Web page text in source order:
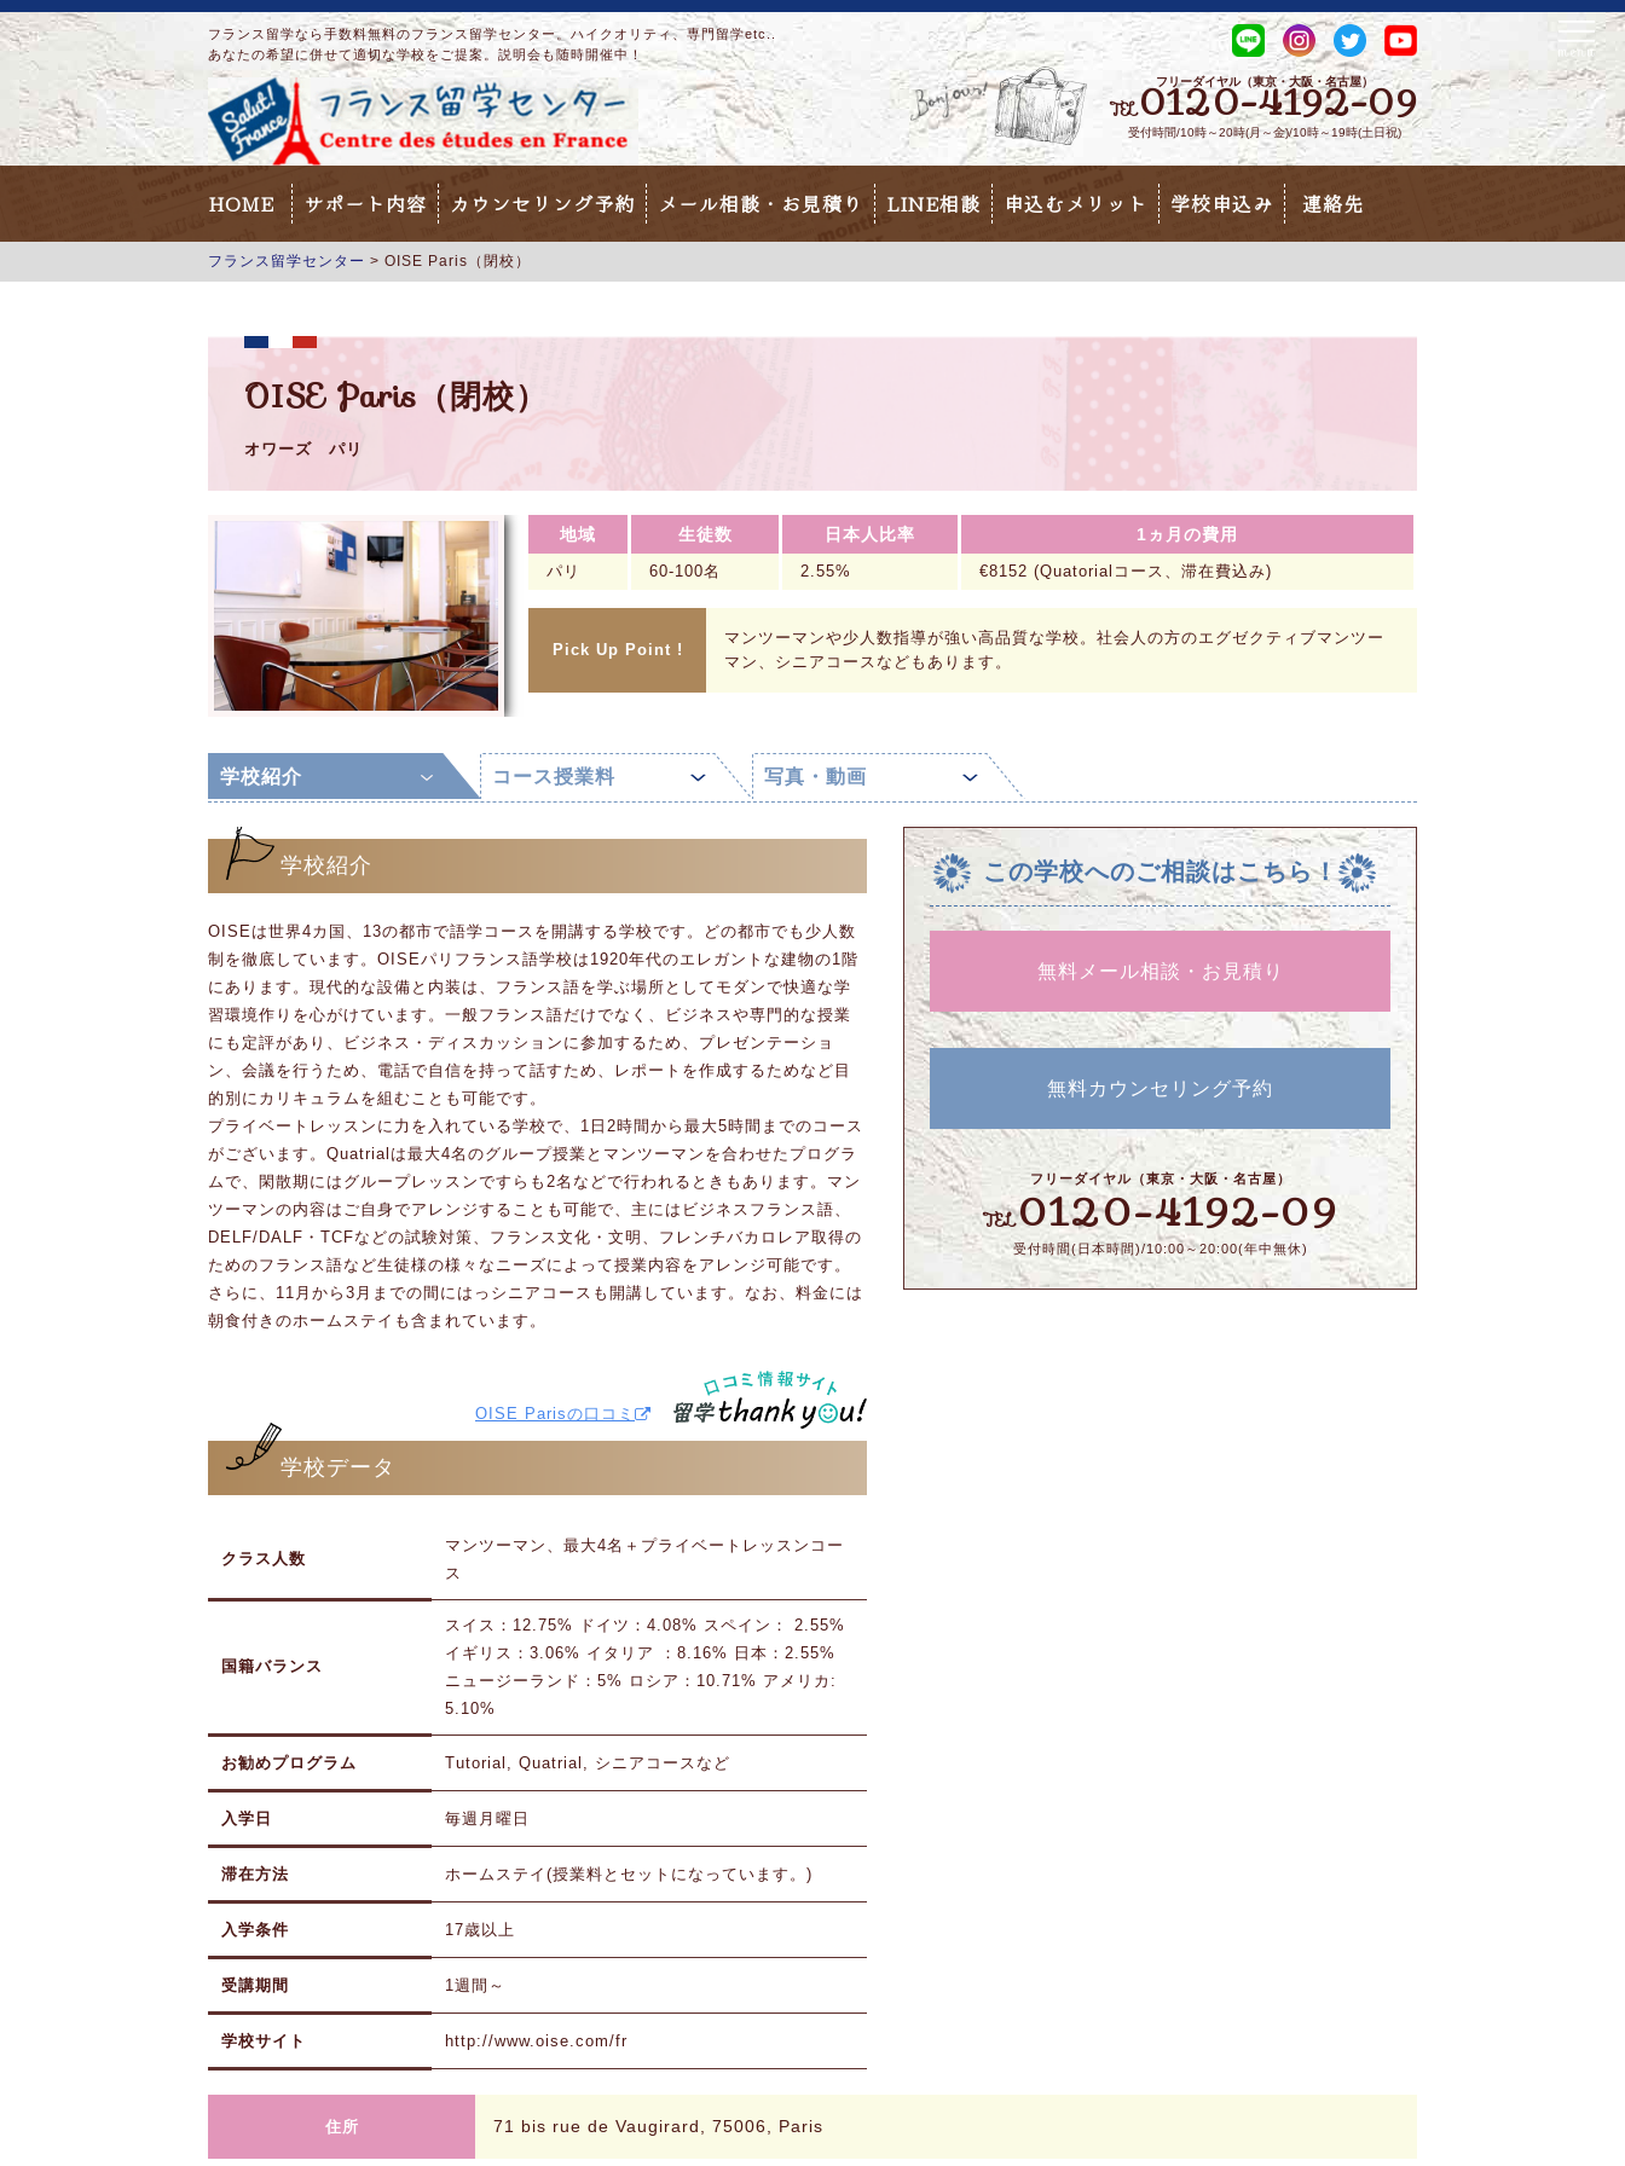
フランス留学なら手数料無料のフランス留学センター。ハイクオリティ、専門留学etc..
あなたの希望に併せて適切な学校をご提案。説明会も随時開催中！
フリーダイヤル（東京・大阪・名古屋）
TEL0120-4192-09
受付時間/10時～20時(月～金)/10時～19時(土日祝)
HOME サポート内容 カウンセリング予約 メール相談・お見積り LINE相談 申込むメリット 学校申込み 連絡先
フランス留学センター > OISE Paris（閉校）
OISE Paris（閉校）
オワーズ パリ
地域 生徒数 日本人比率 1ヵ月の費用
パリ 60-100名 2.55% €8152 (Quatorialコース、滞在費込み)
Pick Up Point !
マンツーマンや少人数指導が強い高品質な学校。社会人の方のエグゼクティブマンツー
マン、シニアコースなどもあります。
学校紹介 コース授業料 写真・動画
学校紹介
OISEは世界4カ国、13の都市で語学コースを開講する学校です。どの都市でも少人数
制を徹底しています。OISEパリフランス語学校は1920年代のエレガントな建物の1階
にあります。現代的な設備と内装は、フランス語を学ぶ場所としてモダンで快適な学
習環境作りを心がけています。一般フランス語だけでなく、ビジネスや専門的な授業
にも定評があり、ビジネス・ディスカッションに参加するため、プレゼンテーショ
ン、会議を行うため、電話で自信を持って話すため、レポートを作成するためなど目
的別にカリキュラムを組むことも可能です。
プライベートレッスンに力を入れている学校で、1日2時間から最大5時間までのコース
がございます。Quatrialは最大4名のグループ授業とマンツーマンを合わせたプログラ
ムで、閑散期にはグループレッスンですらも2名などで行われるときもあります。マン
ツーマンの内容はご自身でアレンジすることも可能で、主にはビジネスフランス語、
DELF/DALF・TCFなどの試験対策、フランス文化・文明、フレンチバカロレア取得の
ためのフランス語など生徒様の様々なニーズによって授業内容をアレンジ可能です。
さらに、11月から3月までの間にはっシニアコースも開講しています。なお、料金には
朝食付きのホームステイも含まれています。
OISE Parisの口コミ
学校データ
クラス人数
マンツーマン、最大4名＋プライベートレッスンコー
ス
国籍バランス
スイス：12.75% ドイツ：4.08% スペイン： 2.55%
イギリス：3.06% イタリア ：8.16% 日本：2.55%
ニュージーランド：5% ロシア：10.71% アメリカ:
5.10%
お勧めプログラム Tutorial, Quatrial, シニアコースなど
入学日 毎週月曜日
滞在方法 ホームステイ(授業料とセットになっています。)
入学条件 17歳以上
受講期間 1週間～
学校サイト http://www.oise.com/fr
この学校へのご相談はこちら！
無料メール相談・お見積り
無料カウンセリング予約
フリーダイヤル（東京・大阪・名古屋）
TEL0120-4192-09
受付時間(日本時間)/10:00～20:00(年中無休)
住所 71 bis rue de Vaugirard, 75006, Paris